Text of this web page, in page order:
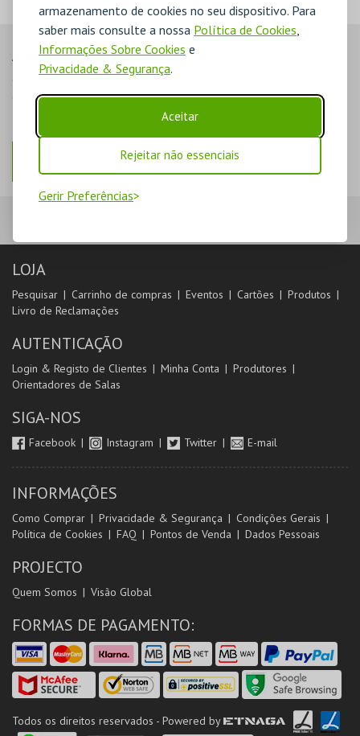
armazenamento de cookies no seu dispositivo. Para
saber mais consulte a nossa Política de Cookies
Informações Sobre Cookies e
Privacidade & Segurança.
Aceitar
Rejeitar não essenciais
Gerir Preferências
AINDA NÃO ESTOU REGISTADO
O registo na plataforma BOL permite-lhe acompanhar as suas
compras na área de cliente.
LOJA
Pesquisar Carrinho de compras Eventos Cartões
Produtos
Livro de Reclamações
AUTENTICAÇÃO
Login & Registo de Clientes Minha Conta
Produtores
Orientadores de Salas
SIGA-NOS
Facebook Instagram Twitter E-mail
INFORMAÇÕES
Como Comprar Privacidade & Segurança
Condições Gerais
Política de Cookies
FAQ Pontos de Venda Dados Pessoais
PROJECTO
Quem Somos Visão Global
FORMAS DE PAGAMENTO:
Todos os direitos reservados - Powered by ETNAGA